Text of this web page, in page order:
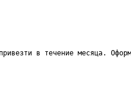
в течение месяца.